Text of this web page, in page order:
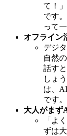
て！
です
って
オフライン
デジ
自然
話す
しょ
は、
です。
大人がまず
「よ
ずは